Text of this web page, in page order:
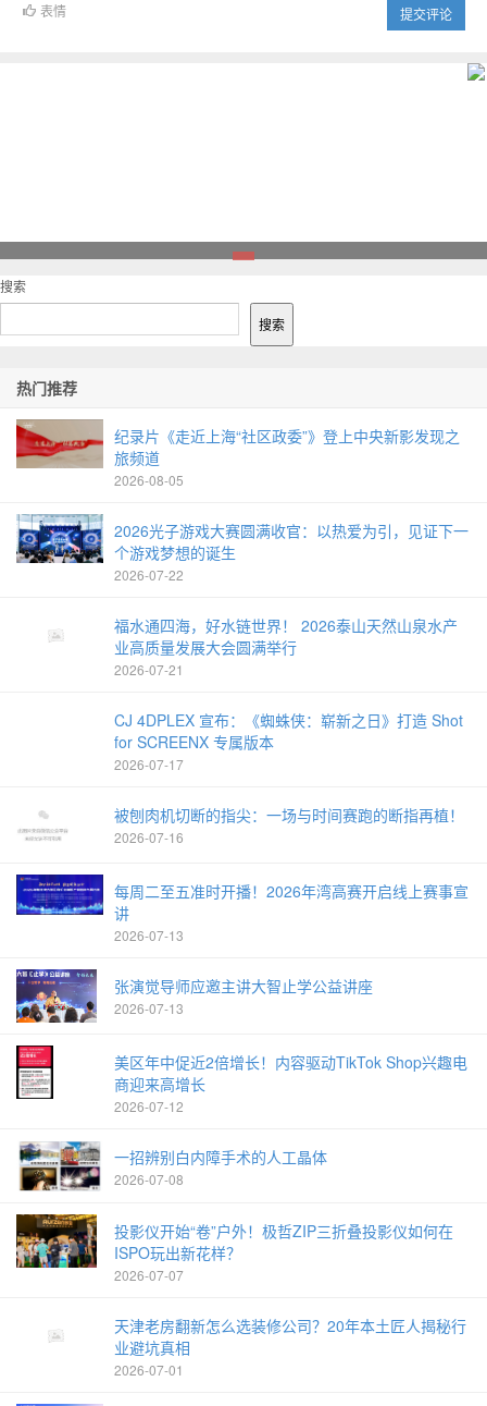
提交评论
表情
搜索
搜索
热门推荐
纪录片《走近上海“社区政委”》登上中央新影发现之
旅频道
2026-08-05
2026光子游戏大赛圆满收官：以热爱为引，见证下一
个游戏梦想的诞生
2026-07-22
福水通四海，好水链世界！ 2026泰山天然山泉水产
业高质量发展大会圆满举行
2026-07-21
CJ 4DPLEX 宣布：《蜘蛛侠：崭新之日》打造 Shot
for SCREENX 专属版本
2026-07-17
被刨肉机切断的指尖：一场与时间赛跑的断指再植！
2026-07-16
每周二至五准时开播！2026年湾高赛开启线上赛事宣
讲
2026-07-13
张演觉导师应邀主讲大智止学公益讲座
2026-07-13
美区年中促近2倍增长！内容驱动TikTok Shop兴趣电
商迎来高增长
2026-07-12
一招辨别白内障手术的人工晶体
2026-07-08
投影仪开始“卷”户外！极哲ZIP三折叠投影仪如何在
ISPO玩出新花样？
2026-07-07
天津老房翻新怎么选装修公司？20年本土匠人揭秘行
业避坑真相
2026-07-01